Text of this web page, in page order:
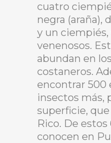
cuatro
negra (araña),
y un ciempiés,
venenosos.
abundan en
costaneros.
encontrar 500
insectos más,
superficie,
Rico. De estos
conocen en